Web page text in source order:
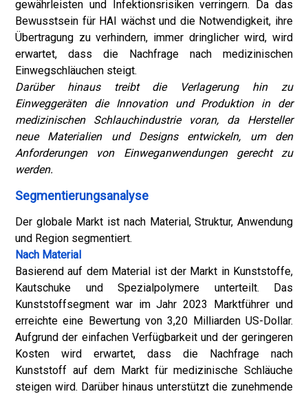
gewährleisten und Infektionsrisiken verringern. Da das
Bewusstsein für HAI wächst und die Notwendigkeit, ihre
Übertragung zu verhindern, immer dringlicher wird, wird
erwartet, dass die Nachfrage nach medizinischen
Einwegschläuchen steigt.
Darüber hinaus treibt die Verlagerung hin zu
Einweggeräten die Innovation und Produktion in der
medizinischen Schlauchindustrie voran, da Hersteller
neue Materialien und Designs entwickeln, um den
Anforderungen von Einweganwendungen gerecht zu
werden.
Segmentierungsanalyse
Der globale Markt ist nach Material, Struktur, Anwendung
und Region segmentiert.
Nach Material
Basierend auf dem Material ist der Markt in Kunststoffe,
Kautschuke und Spezialpolymere unterteilt. Das
Kunststoffsegment war im Jahr 2023 Marktführer und
erreichte eine Bewertung von 3,20 Milliarden US-Dollar.
Aufgrund der einfachen Verfügbarkeit und der geringeren
Kosten wird erwartet, dass die Nachfrage nach
Kunststoff auf dem Markt für medizinische Schläuche
steigen wird. Darüber hinaus unterstützt die zunehmende